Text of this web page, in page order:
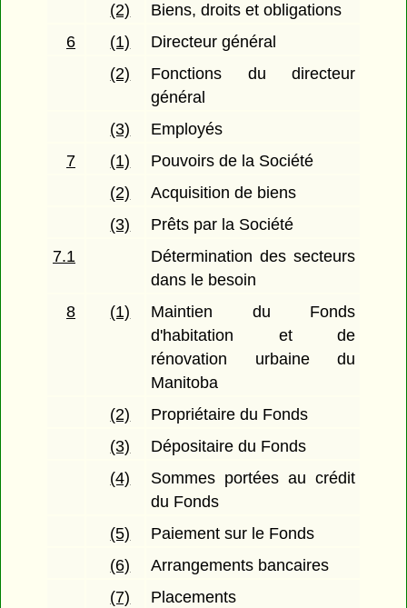
(2)
Biens, droits et obligations
6
(1)
Directeur général
(2)
Fonctions du directeur
général
(3)
Employés
7
(1)
Pouvoirs de la Société
(2)
Acquisition de biens
(3)
Prêts par la Société
7.1
Détermination des secteurs
dans le besoin
8
(1)
Maintien du Fonds
d'habitation et de
rénovation urbaine du
Manitoba
(2)
Propriétaire du Fonds
(3)
Dépositaire du Fonds
(4)
Sommes portées au crédit
du Fonds
(5)
Paiement sur le Fonds
(6)
Arrangements bancaires
(7)
Placements